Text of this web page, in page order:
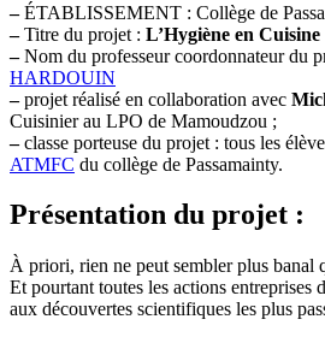
–ÉTABLISSEMENT : Collège de
–Titre du projet : L’Hygiène en Cuisine
–Nom du professeur coordonnateur du
HARDOUIN
–projet réalisé en collaboration avec
Cuisinier au LPO de Mamoudzou ;
–classe porteuse du projet : tous les
ATMFC du collège de Passamainty.
Présentation du projet :
À priori, rien ne peut sembler plus banal
Et pourtant toutes les actions entreprises
aux découvertes scientifiques les plus